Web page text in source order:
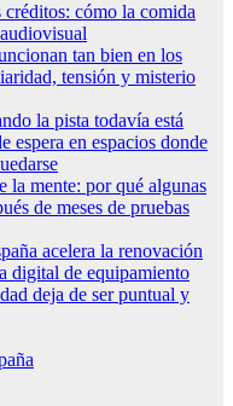
cómo la comida
tan bien en los
tensión y misterio
la pista todavía está
espera en espacios donde
la mente: por qué algunas
de meses de pruebas
acelera la renovación
digital de equipamiento
deja de ser puntual y